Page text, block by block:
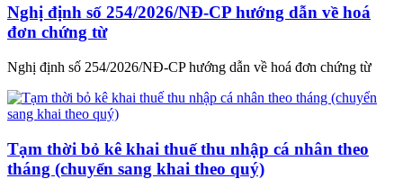
Nghị định số 254/2026/NĐ-CP hướng dẫn về hoá
đơn chứng từ
Nghị định số 254/2026/NĐ-CP hướng dẫn về hoá đơn chứng từ
Tạm thời bỏ kê khai thuế thu nhập cá nhân theo
tháng (chuyển sang khai theo quý)